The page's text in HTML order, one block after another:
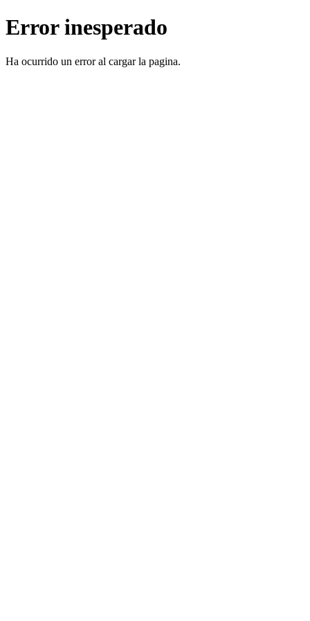
Error inesperado
Ha ocurrido un error al cargar la pagina.